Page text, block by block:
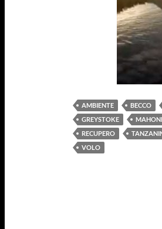
AMBIENTE BECCO
GREYSTOKE
RECUPERO
VOLO